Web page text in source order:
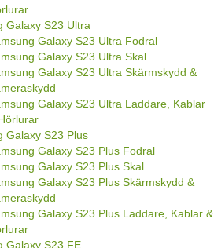
Galaxy S23 Ultra
Galaxy S23 Ultra Fodral
Galaxy S23 Ultra Skal
Galaxy S23 Ultra Skärmskydd &
Galaxy S23 Ultra Laddare, Kablar
Galaxy S23 Plus
Galaxy S23 Plus Fodral
Galaxy S23 Plus Skal
Galaxy S23 Plus Skärmskydd &
Galaxy S23 Plus Laddare, Kablar &
Galaxy S23 FE